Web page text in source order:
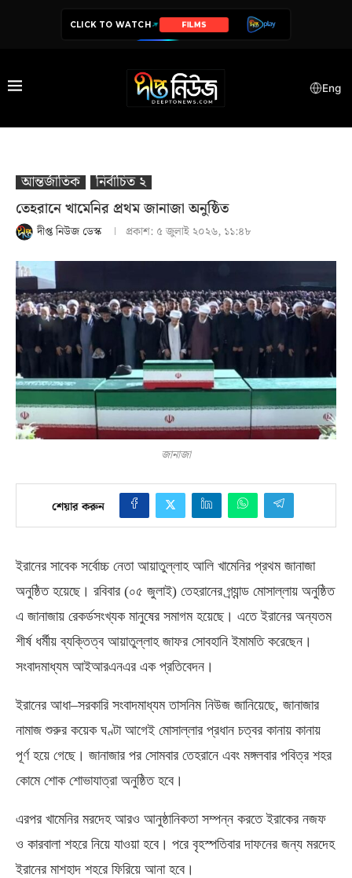
CLICK TO WATCH SERIES
Eng
আন্তর্জাতিক
নির্বাচিত ২
তেহরানে খামেনির প্রথম জানাজা অনুষ্ঠিত
দীপ্ত নিউজ ডেস্ক প্রকাশ: ৫ জুলাই ২০২৬, ১১:৪৮
জানাজা
শেয়ার করুন
ইরানের সাবেক সর্বোচ্চ নেতা আয়াতুল্লাহ আলি খামেনির প্রথম জানাজা
অনুষ্ঠিত হয়েছে। রবিবার (০৫ জুলাই) তেহরানের গ্র্যান্ড মোসাল্লায় অনুষ্ঠিত
এ জানাজায় রেকর্ডসংখ্যক মানুষের সমাগম হয়েছে। এতে ইরানের অন্যতম
শীর্ষ ধর্মীয় ব্যক্তিত্ব আয়াতুল্লাহ জাফর সোবহানি ইমামতি করেছেন।
সংবাদমাধ্যম আইআরএনএর এক প্রতিবেদন।
ইরানের আধা–সরকারি সংবাদমাধ্যম তাসনিম নিউজ জানিয়েছে, জানাজার
নামাজ শুরুর কয়েক ঘণ্টা আগেই মোসাল্লার প্রধান চত্বর কানায় কানায়
পূর্ণ হয়ে গেছে। জানাজার পর সোমবার তেহরানে এবং মঙ্গলবার পবিত্র শহর
কোমে শোক শোভাযাত্রা অনুষ্ঠিত হবে।
এরপর খামেনির মরদেহ আরও আনুষ্ঠানিকতা সম্পন্ন করতে ইরাকের নজফ
ও কারবালা শহরে নিয়ে যাওয়া হবে। পরে বৃহস্পতিবার দাফনের জন্য মরদেহ
ইরানের মাশহাদ শহরে ফিরিয়ে আনা হবে।